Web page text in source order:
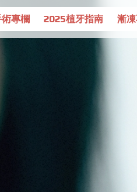
指南 漸凍不孤單 愛不沾黏